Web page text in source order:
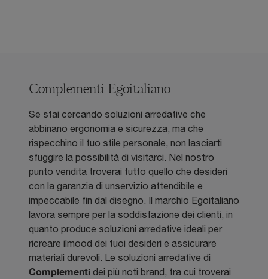
Complementi Egoitaliano
Se stai cercando soluzioni arredative che
abbinano ergonomia e sicurezza, ma che
rispecchino il tuo stile personale, non lasciarti
sfuggire la possibilità di visitarci. Nel nostro
punto vendita troverai tutto quello che desideri
con la garanzia di unservizio attendibile e
impeccabile fin dal disegno. Il marchio Egoitaliano
lavora sempre per la soddisfazione dei clienti, in
quanto produce soluzioni arredative ideali per
ricreare ilmood dei tuoi desideri e assicurare
materiali durevoli. Le soluzioni arredative di
Complementi dei più noti brand, tra cui troverai